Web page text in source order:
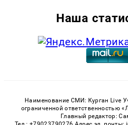
Наша
Наименование СМИ: Курган Live
ограниченной ответственностью
Главный редактор: